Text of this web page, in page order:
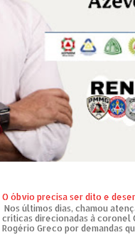
O óbvio precisa ser dito e
Nos últimos dias, chamou
críticas direcionadas à coronel
Rogério Greco por demandas